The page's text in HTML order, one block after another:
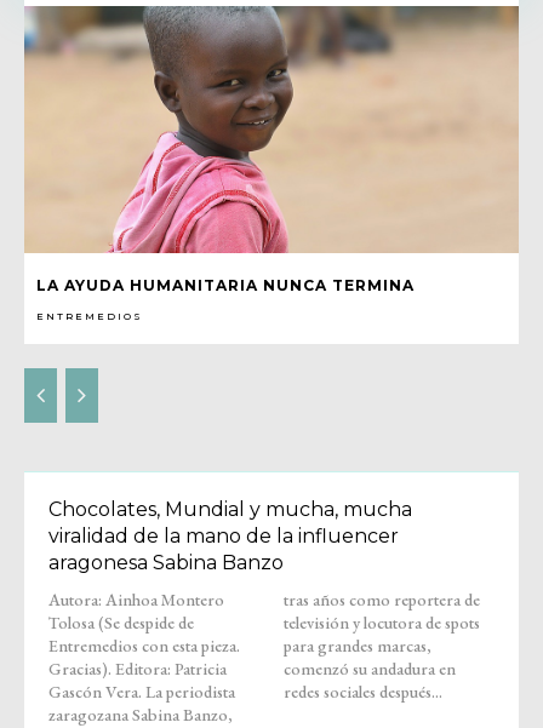
LA AYUDA HUMANITARIA NUNCA TERMINA
ENTREMEDIOS
Chocolates, Mundial y mucha, mucha
viralidad de la mano de la influencer
aragonesa Sabina Banzo
Autora: Ainhoa Montero
Tolosa (Se despide de
Entremedios con esta pieza.
Gracias). Editora: Patricia
Gascón Vera. La periodista
zaragozana Sabina Banzo,
tras años como reportera de
televisión y locutora de spots
para grandes marcas,
comenzó su andadura en
redes sociales después...